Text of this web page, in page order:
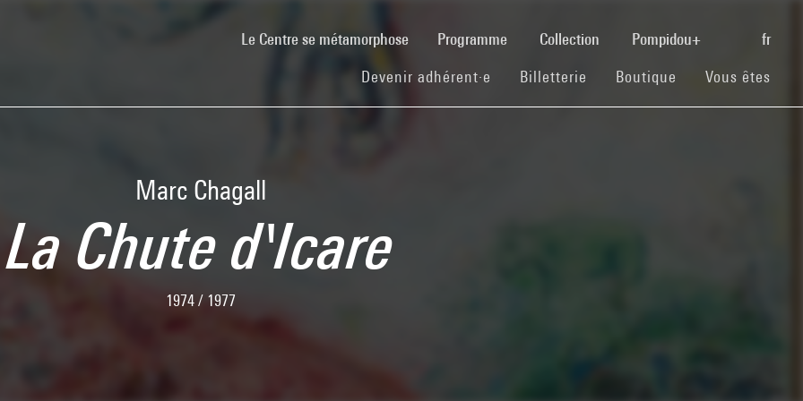
Le Centre se métamorphose(current)Programme Collection Pompidou+ fr
Devenir adhérent·e (current)
Billetterie (current)
Boutique (current)
Vous êtes
Marc Chagall
La Chute d'Icare
1974 / 1977